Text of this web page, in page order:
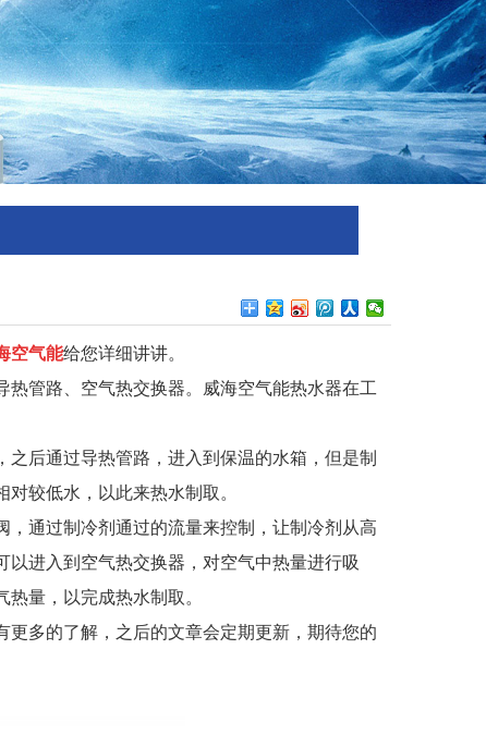
空气能给您详细讲讲。
管路、空气热交换器。威海空气能热水器在工
后通过导热管路，进入到保温的水箱，但是制
较低水，以此来热水制取。
通过制冷剂通过的流量来控制，让制冷剂从高
进入到空气热交换器，对空气中热量进行吸
量，以完成热水制取。
多的了解，之后的文章会定期更新，期待您的